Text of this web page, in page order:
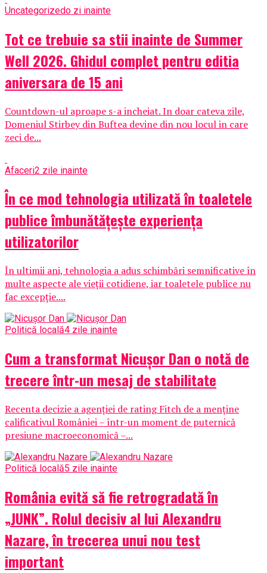
Uncategorizedo zi inainte
Tot ce trebuie sa stii inainte de Summer
Well 2026. Ghidul complet pentru editia
aniversara de 15 ani
Countdown-ul aproape s-a incheiat. In doar cateva zile,
Domeniul Stirbey din Buftea devine din nou locul in care
zeci de...
Afaceri2 zile inainte
În ce mod tehnologia utilizată în toaletele
publice îmbunătățește experiența
utilizatorilor
În ultimii ani, tehnologia a adus schimbări semnificative în
multe aspecte ale vieții cotidiene, iar toaletele publice nu
fac excepție....
Politică locală4 zile inainte
Cum a transformat Nicușor Dan o notă de
trecere într-un mesaj de stabilitate
Recenta decizie a agenției de rating Fitch de a menține
calificativul României – într-un moment de puternică
presiune macroeconomică –...
Politică locală5 zile inainte
România evită să fie retrogradată în
„JUNK”. Rolul decisiv al lui Alexandru
Nazare, în trecerea unui nou test
important